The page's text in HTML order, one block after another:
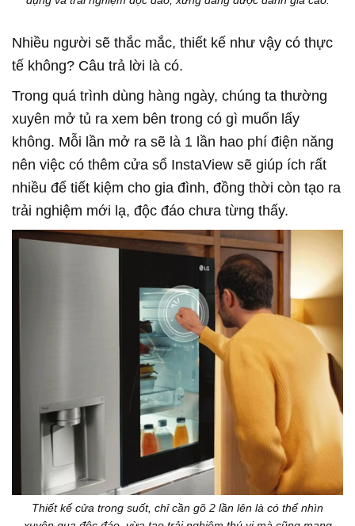
Nhiều người sẽ thắc mắc, thiết kế như vậy có thực
tế không? Câu trả lời là có.
Trong quá trình dùng hàng ngày, chúng ta thường
xuyên mở tủ ra xem bên trong có gì muốn lấy
không. Mỗi lần mở ra sẽ là 1 lần hao phí điện năng
nên việc có thêm cửa sổ InstaView sẽ giúp ích rất
nhiều để tiết kiệm cho gia đình, đồng thời còn tạo ra
trải nghiệm mới lạ, độc đáo chưa từng thấy.
Thiết kế cửa trong suốt, chỉ cần gõ 2 lần lên là có thể nhìn